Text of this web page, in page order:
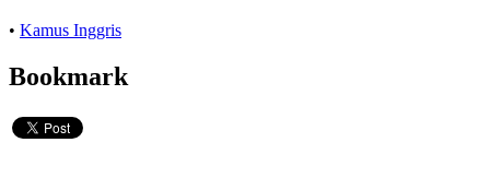
• Kamus Inggris
Bookmark